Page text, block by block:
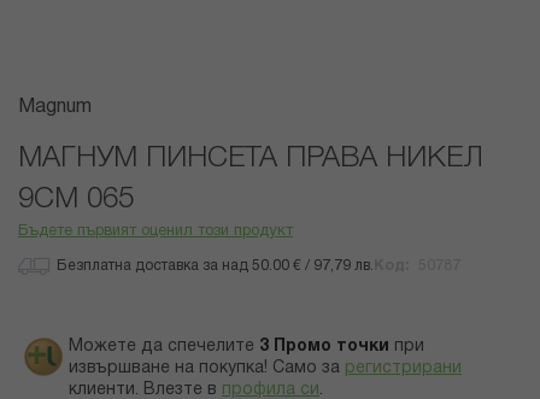
Преминете
началото
галерия
със
Magnum
МАГНУМ ПИНСЕТА ПРАВА НИКЕЛ
9СМ 065
Бъдете първият оценил този продукт
Безплатна доставка за над 50.00 € / 97,79 лв.
Можете да спечелите 3 Промо точки
при
извършване на покупка! Само за регистрирани
клиенти. Влезте в профила си .